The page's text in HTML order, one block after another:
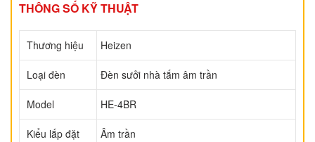
THÔNG SỐ KỸ THUẬT
Thương hiệu Heizen
Loại đèn Đèn sưởi nhà tắm âm trần
Model HE-4BR
Kiểu lắp đặt Âm trần